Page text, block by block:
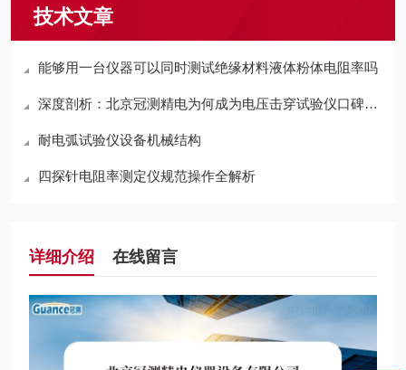
技术文章
能够用一台仪器可以同时测试绝缘材料液体粉体电阻率吗
深度剖析：北京冠测精电为何成为电压击穿试验仪口碑之选？
耐电弧试验仪设备机械结构
四探针电阻率测定仪规范操作全解析
详细介绍 在线留言